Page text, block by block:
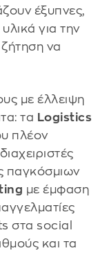
έξυπνες,
για την
να
με έλλειψη
τα Logistics
πλέον
παγκόσμιων
με έμφαση
στα social
και τα